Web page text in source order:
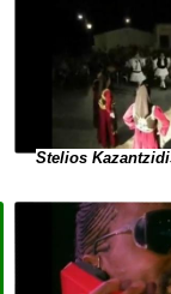
Stelios